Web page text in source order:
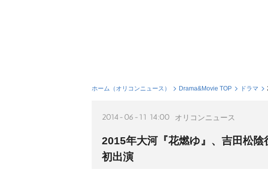
ホーム（オリコンニュース） Drama&Movie TOP ドラマ
2014-06-11 14:00 オリコンニュース
2015年大河『花燃ゆ』、吉田松
初出演